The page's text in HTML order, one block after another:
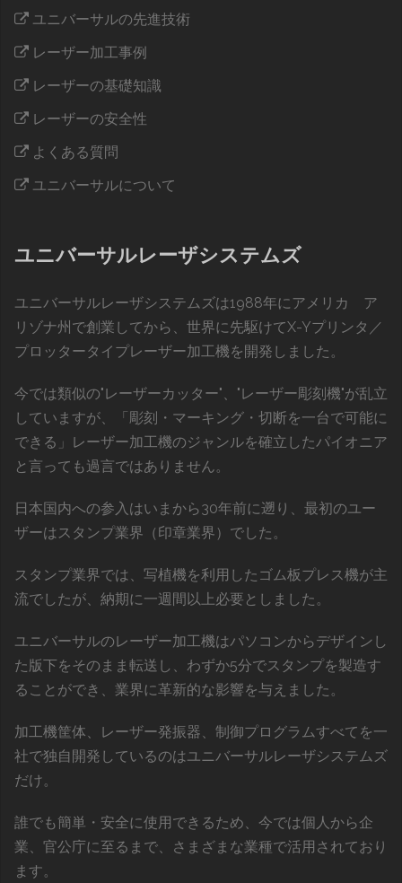
ユニバーサルの先進技術
レーザー加工事例
レーザーの基礎知識
レーザーの安全性
よくある質問
ユニバーサルについて
ユニバーサルレーザシステムズ
ユニバーサルレーザシステムズは1988年にアメリカ ア
リゾナ州で創業してから、世界に先駆けてX-Yプリンタ／
プロッタータイプレーザー加工機を開発しました。
今では類似の"レーザーカッター"、"レーザー彫刻機"が乱立
していますが、「彫刻・マーキング・切断を一台で可能に
できる」レーザー加工機のジャンルを確立したパイオニア
と言っても過言ではありません。
日本国内への参入はいまから30年前に遡り、最初のユー
ザーはスタンプ業界（印章業界）でした。
スタンプ業界では、写植機を利用したゴム板プレス機が主
流でしたが、納期に一週間以上必要としました。
ユニバーサルのレーザー加工機はパソコンからデザインし
た版下をそのまま転送し、わずか5分でスタンプを製造す
ることができ、業界に革新的な影響を与えました。
加工機筐体、レーザー発振器、制御プログラムすべてを一
社で独自開発しているのはユニバーサルレーザシステムズ
だけ。
誰でも簡単・安全に使用できるため、今では個人から企
業、官公庁に至るまで、さまざまな業種で活用されており
ます。